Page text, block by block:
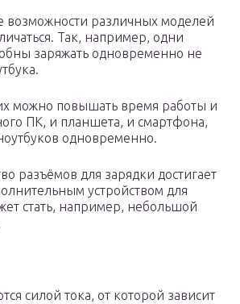
различных моделей
Так, например, одни
заряжать одновременно не
можно повышать время работы и
ПК, и планшета, и смартфона,
одновременно.
разъёмов для зарядки достигает
устройством для
стать, например, небольшой
силой тока, от которой зависит